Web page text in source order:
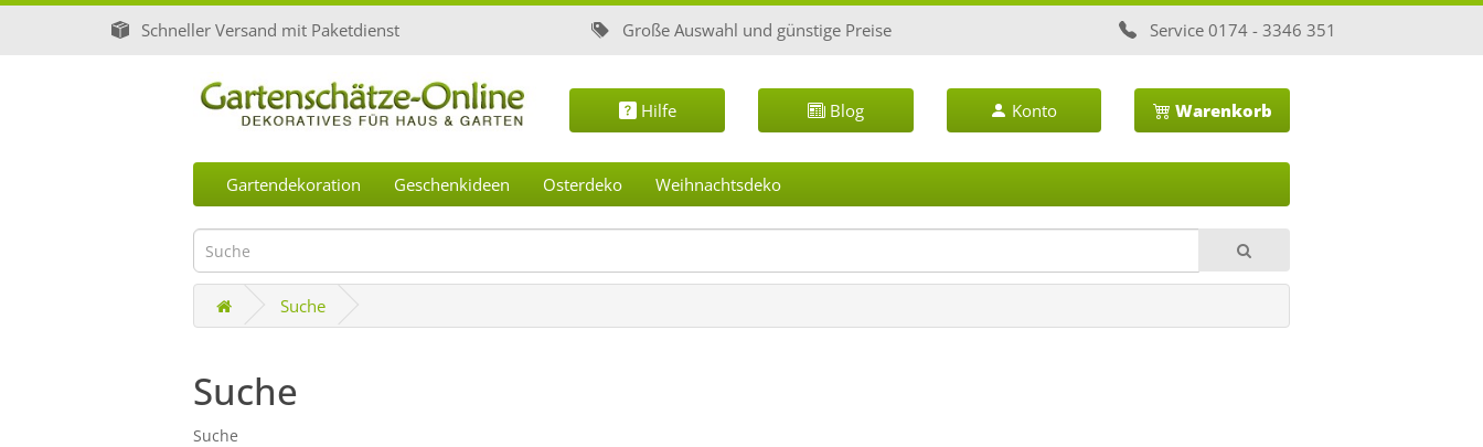
Schneller Versand mit Paketdienst Große Auswahl und günstige Preise Service 0174 - 3346 351
Hilfe Blog Konto Warenkorb
Gartendekoration Geschenkideen Osterdeko Weihnachtsdeko
Suche
Suche
Suche